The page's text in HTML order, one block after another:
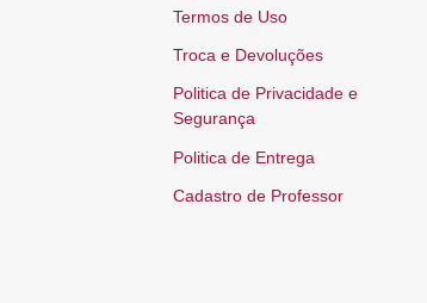
Termos de Uso
Troca e Devoluções
Politica de Privacidade e
Segurança
Politica de Entrega
Cadastro de Professor